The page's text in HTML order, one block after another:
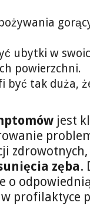
ubytki w
powierzchni.
tak duża,
jest
zęba.
o
profilaktyce